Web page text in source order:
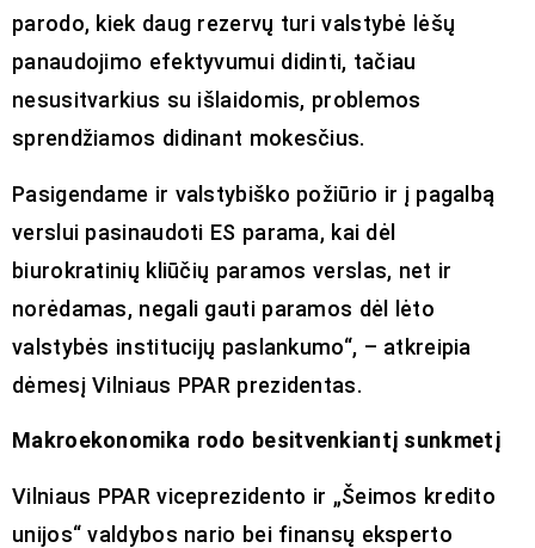
parodo, kiek daug rezervų turi valstybė lėšų
panaudojimo efektyvumui didinti, tačiau
nesusitvarkius su išlaidomis, problemos
sprendžiamos didinant mokesčius.
Pasigendame ir valstybiško požiūrio ir į pagalbą
verslui pasinaudoti ES parama, kai dėl
biurokratinių kliūčių paramos verslas, net ir
norėdamas, negali gauti paramos dėl lėto
valstybės institucijų paslankumo“, – atkreipia
dėmesį Vilniaus PPAR prezidentas.
Makroekonomika rodo besitvenkiantį sunkmetį
Vilniaus PPAR viceprezidento ir „Šeimos kredito
unijos“ valdybos nario bei finansų eksperto